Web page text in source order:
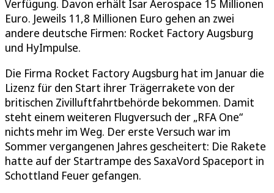
Verfügung. Davon erhält Isar Aerospace 15 Millionen
Euro. Jeweils 11,8 Millionen Euro gehen an zwei
andere deutsche Firmen: Rocket Factory Augsburg
und HyImpulse.
Die Firma Rocket Factory Augsburg hat im Januar die
Lizenz für den Start ihrer Trägerrakete von der
britischen Zivilluftfahrtbehörde bekommen. Damit
steht einem weiteren Flugversuch der „RFA One“
nichts mehr im Weg. Der erste Versuch war im
Sommer vergangenen Jahres gescheitert: Die Rakete
hatte auf der Startrampe des SaxaVord Spaceport in
Schottland Feuer gefangen.